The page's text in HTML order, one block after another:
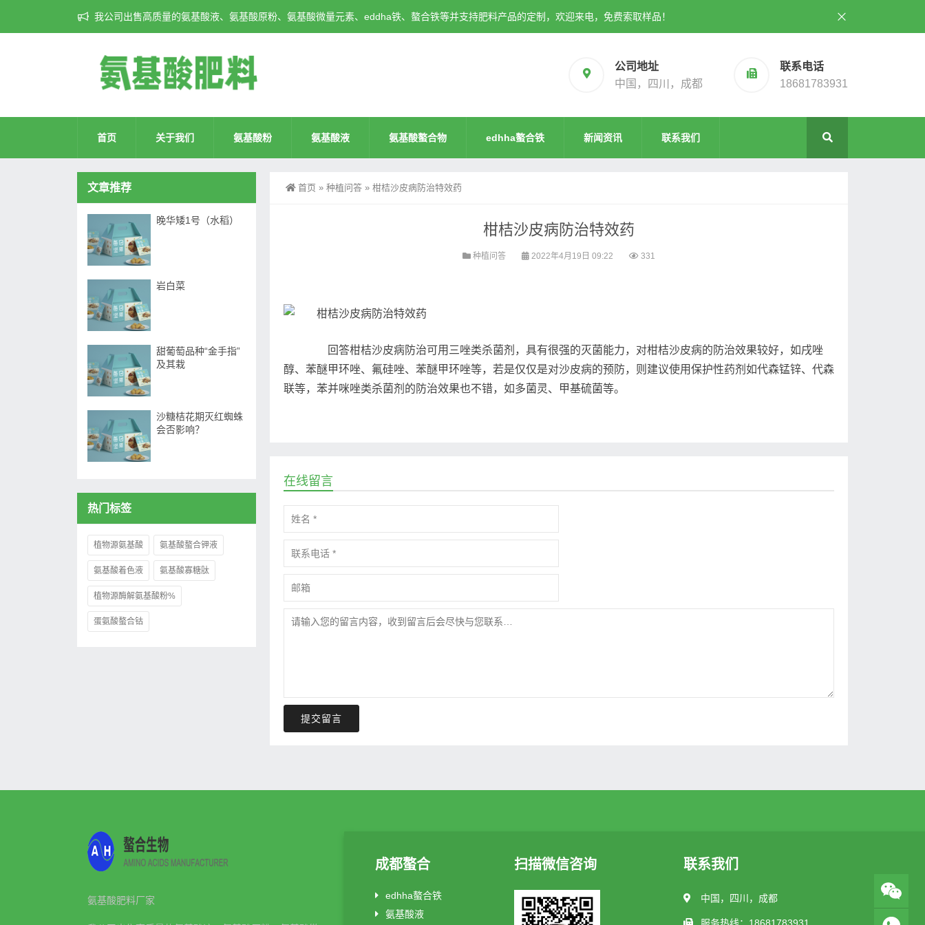
我公司出售高质量的氨基酸液、氨基酸原粉、氨基酸微量元素、eddha铁、螯合铁等并支持肥料产品的定制，欢迎来电，免费索取样品！
公司地址
中国，四川，成都
联系电话
18681783931
首页 关于我们 氨基酸粉 氨基酸液 氨基酸螯合物 edhha螯合铁 新闻资讯 联系我们
首页 » 种植问答 » 柑桔沙皮病防治特效药
柑桔沙皮病防治特效药
种植问答 2022年4月19日 09:22 331
回答柑桔沙皮病防治可用三唑类杀菌剂，具有很强的灭菌能力，对柑桔沙皮病的防治效果较好，如戌唑
醇、苯醚甲环唑、氟硅唑、苯醚甲环唑等，若是仅仅是对沙皮病的预防，则建议使用保护性药剂如代森锰锌、代森
联等，苯并咪唑类杀菌剂的防治效果也不错，如多菌灵、甲基硫菌等。
在线留言
提交留言
文章推荐
晚华矮1号（水稻）
岩白菜
甜葡萄品种“金手指”
及其栽
沙糖桔花期灭红蜘蛛
会否影响？
热门标签
植物源氨基酸 氨基酸螯合钾液
氨基酸着色液 氨基酸寡糖肽
植物源酶解氨基酸粉%
蛋氨酸螯合钴
氨基酸肥料厂家
成都螯合
edhha螯合铁
氨基酸液
扫描微信咨询 联系我们
中国，四川，成都